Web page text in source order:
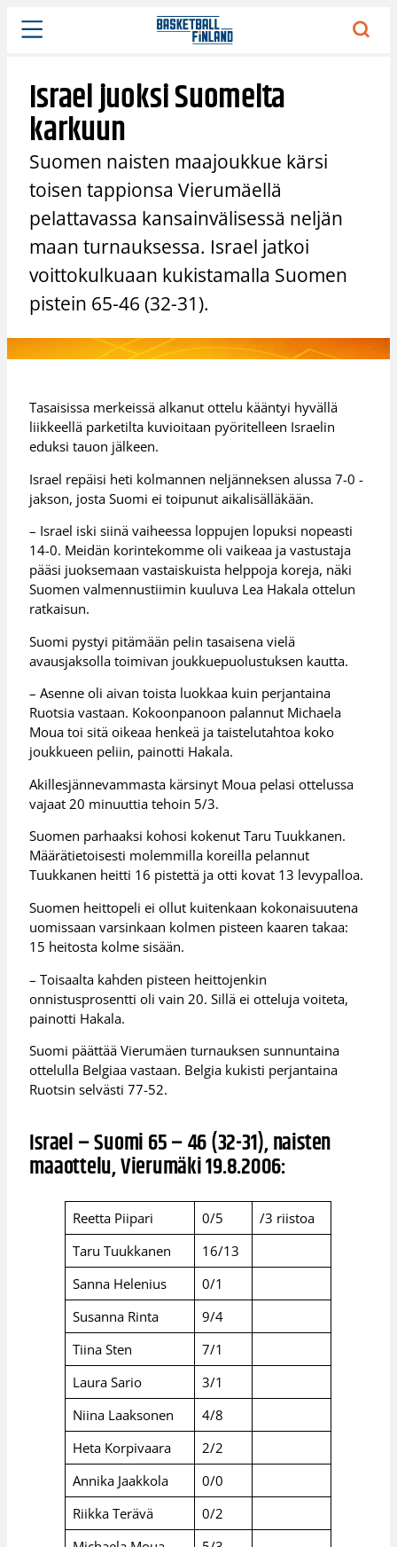
Siirry
sisältöön
Israel juoksi Suomelta
karkuun
Suomen naisten maajoukkue kärsi
toisen tappionsa Vierumäellä
pelattavassa kansainvälisessä neljän
maan turnauksessa. Israel jatkoi
voittokulkuaan kukistamalla Suomen
pistein 65-46 (32-31).
Tasaisissa merkeissä alkanut ottelu kääntyi hyvällä
liikkeellä parketilta kuvioitaan pyöritelleen Israelin
eduksi tauon jälkeen.
Israel repäisi heti kolmannen neljänneksen alussa 7-0 -
jakson, josta Suomi ei toipunut aikalisälläkään.
– Israel iski siinä vaiheessa loppujen lopuksi nopeasti
14-0. Meidän korintekomme oli vaikeaa ja vastustaja
pääsi juoksemaan vastaiskuista helppoja koreja, näki
Suomen valmennustiimin kuuluva Lea Hakala ottelun
ratkaisun.
Suomi pystyi pitämään pelin tasaisena vielä
avausjaksolla toimivan joukkuepuolustuksen kautta.
– Asenne oli aivan toista luokkaa kuin perjantaina
Ruotsia vastaan. Kokoonpanoon palannut Michaela
Moua toi sitä oikeaa henkeä ja taistelutahtoa koko
joukkueen peliin, painotti Hakala.
Akillesjännevammasta kärsinyt Moua pelasi ottelussa
vajaat 20 minuuttia tehoin 5/3.
Suomen parhaaksi kohosi kokenut Taru Tuukkanen.
Määrätietoisesti molemmilla koreilla pelannut
Tuukkanen heitti 16 pistettä ja otti kovat 13 levypalloa.
Suomen heittopeli ei ollut kuitenkaan kokonaisuutena
uomissaan varsinkaan kolmen pisteen kaaren takaa:
15 heitosta kolme sisään.
– Toisaalta kahden pisteen heittojenkin
onnistusprosentti oli vain 20. Sillä ei otteluja voiteta,
painotti Hakala.
Suomi päättää Vierumäen turnauksen sunnuntaina
ottelulla Belgiaa vastaan. Belgia kukisti perjantaina
Ruotsin selvästi 77-52.
Israel – Suomi 65 – 46 (32-31), naisten
maaottelu, Vierumäki 19.8.2006:
Reetta Piipari 0/5
/3 riistoa
Taru Tuukkanen
16/13
Sanna Helenius
0/1
Susanna Rinta
9/4
Tiina Sten
7/1
Laura Sario
3/1
Niina Laaksonen
4/8
Heta Korpivaara
2/2
Annika Jaakkola
0/0
Riikka Terävä
0/2